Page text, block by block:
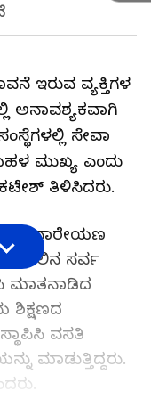
ಇರುವ ವ್ಯಕ್ತಿಗಳ
ಅನಾವಶ್ಯಕವಾಗಿ
ಸೇವಾ
ಮುಖ್ಯ ಎಂದು
ತಿಳಿಸಿದರು.
ಯೋಗಿ ನಾರೇಯಣ
ಸಾಲಿನ ಸರ್ವ
ಮಾತನಾಡಿದ
ಶಿಕ್ಷಣದ
ವಸತಿ
ಮಾಡುತ್ತಿದ್ದರು.